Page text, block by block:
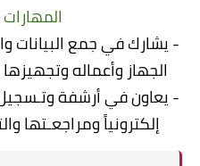
- يشارك في جمع البيانات
الجهاز وأعماله
- يعاون في أرشفة وتـسجيل
إلكترونياً ومراجعـتها